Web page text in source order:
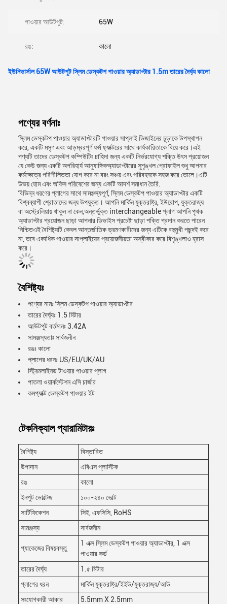
পাওয়ার আউটপুট: 65W
রঙ: কালো
ইউনিভার্সাল 65W আউটপুট স্লিম ডেস্কটপ পাওয়ার অ্যাডাপ্টার 1.5m তারের দৈর্ঘ্য কালো
পণ্যের বর্ণনাঃ
স্লিম ডেস্কটপ পাওয়ার অ্যাডাপ্টারটি পাওয়ার সাপ্লাই ডিজাইনের চূড়াকে উপস্থাপন
করে, একটি মসৃণ এবং আড়ম্বরপূর্ণ ফর্ম ফ্যাক্টরের সাথে কার্যকারিতাকে বিয়ে করে।এই
পণ্যটি তাদের ডেস্কটপ কম্পিউটিং চাহিদা জন্য একটি নির্ভরযোগ্য শক্তি উৎস প্রয়োজন
যে কেউ জন্য একটি অপরিহার্য আনুষাঙ্গিকঅ্যাডাপ্টারের সুশৃঙ্খল প্রোফাইল শুধু আপনার
কর্মক্ষেত্রে পরিশীলিততা যোগ করে না বরং সঞ্চয় এবং পরিবহনকে সহজ করে তোলে।এটি
উভয় হোম এবং অফিস পরিবেশের জন্য একটি আদর্শ সমাধান তৈরি.
বিভিন্ন ধরণের প্লাগের সাথে সামঞ্জস্যপূর্ণ, স্লিম ডেস্কটপ পাওয়ার অ্যাডাপ্টার একটি
বিশ্বব্যাপী শ্রোতাদের জন্য উপযুক্ত। আপনি মার্কিন যুক্তরাষ্ট্র, ইউরোপ, যুক্তরাজ্য
বা অস্ট্রেলিয়ায় থাকুন না কেন,অন্তর্ভুক্ত interchangeable প্লাগ আপনি পৃথক
অ্যাডাপ্টার প্রয়োজন ছাড়া আপনার ডিভাইস প্রচেষ্টা ছাড়া শক্তি প্রদান করতে পারেন
নিশ্চিতএই বৈশিষ্ট্যটি কেবল আন্তর্জাতিক ভ্রমণকারীদের জন্য এটিকে বহুমুখী পছন্দই করে
না, তবে একাধিক পাওয়ার সাপ্লাইয়ের প্রয়োজনীয়তা অস্বীকার করে বিশৃঙ্খলাও হ্রাস
করে।
বৈশিষ্ট্যঃ
পণ্যের নামঃ স্লিম ডেস্কটপ পাওয়ার অ্যাডাপ্টার
তারের দৈর্ঘ্যঃ 1.5 মিটার
আউটপুট বর্তমানঃ 3.42A
সামঞ্জস্যতাঃ সার্বজনীন
রঙঃ কালো
প্লাগের ধরনঃ US/EU/UK/AU
স্ট্রিমলাইনড টাওয়ার পাওয়ার প্লাগ
পাতলা ওয়ার্কস্টেশন এসি চার্জার
কমপ্যাক্ট ডেস্কটপ পাওয়ার ইট
টেকনিক্যাল প্যারামিটারঃ
বৈশিষ্ট্য
বিস্তারিত
উপাদান
এবিএস প্লাস্টিক
রঙ
কালো
ইনপুট ভোল্টেজ
১০০-২৪০ ভোল্ট
সার্টিফিকেশন
সিই, এফসিসি, RoHS
সামঞ্জস্য
সার্বজনীন
প্যাকেজের বিষয়বস্তু
1 এক্স স্লিম ডেস্কটপ পাওয়ার অ্যাডাপ্টার, 1 এক্স
পাওয়ার কর্ড
তারের দৈর্ঘ্য
1.৫ মিটার
প্লাগের ধরন
মার্কিন যুক্তরাষ্ট্র/ইইউ/যুক্তরাজ্য/আউ
সংযোগকারী আকার
5.5mm X 2.5mm